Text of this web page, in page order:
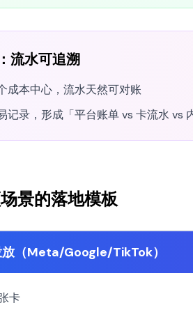
流水可追溯
成本中心，流水天然可对账
记录，形成「平台账单 vs 卡流水 vs
景的落地模板
放（Meta/Google/TikTok）
卡